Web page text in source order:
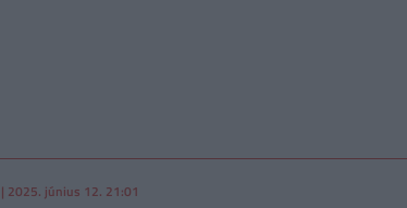
| 2025. június 12. 21:01